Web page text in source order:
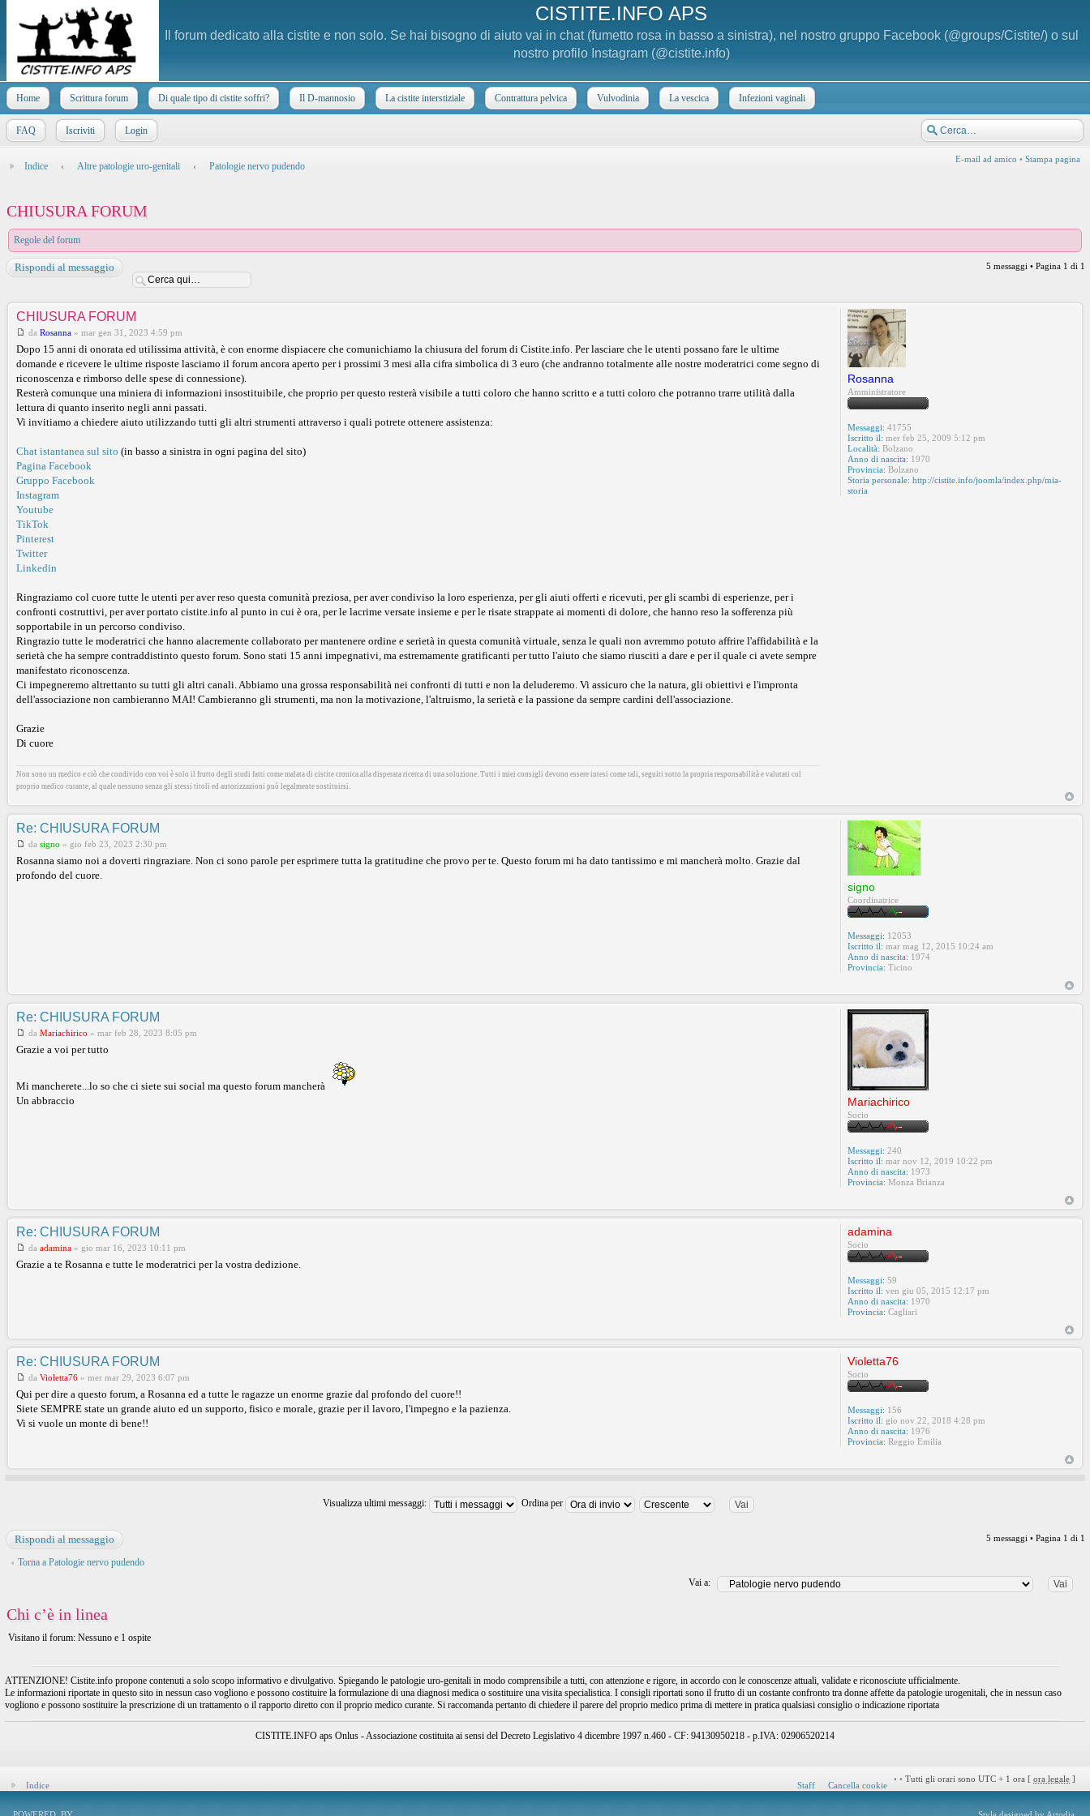
CISTITE.INFO APS
Il forum dedicato alla cistite e non solo. Se hai bisogno di aiuto vai in chat (fumetto rosa in basso a sinistra), nel nostro gruppo Facebook (@groups/Cistite/) o sul
nostro profilo Instagram (@cistite.info)
Home Scrittura forum Di quale tipo di cistite soffri? Il D-mannosio La cistite interstiziale Contrattura pelvica Vulvodinia La vescica Infezioni vaginali
FAQ Iscriviti Login
E-mail ad amico • Stampa pagina
Indice ‹ Altre patologie uro-genitali ‹ Patologie nervo pudendo
CHIUSURA FORUM
Regole del forum
Rispondi al messaggio 5 messaggi • Pagina 1 di 1
CHIUSURA FORUM
da Rosanna » mar gen 31, 2023 4:59 pm
Dopo 15 anni di onorata ed utilissima attività, è con enorme dispiacere che comunichiamo la chiusura del forum di Cistite.info. Per lasciare che le utenti possano fare le ultime
domande e ricevere le ultime risposte lasciamo il forum ancora aperto per i prossimi 3 mesi alla cifra simbolica di 3 euro (che andranno totalmente alle nostre moderatrici come segno di
riconoscenza e rimborso delle spese di connessione).
Resterà comunque una miniera di informazioni insostituibile, che proprio per questo resterà visibile a tutti coloro che hanno scritto e a tutti coloro che potranno trarre utilità dalla
lettura di quanto inserito negli anni passati.
Vi invitiamo a chiedere aiuto utilizzando tutti gli altri strumenti attraverso i quali potrete ottenere assistenza:
Chat istantanea sul sito (in basso a sinistra in ogni pagina del sito)
Pagina Facebook
Gruppo Facebook
Instagram
Youtube
TikTok
Pinterest
Twitter
Linkedin
Ringraziamo col cuore tutte le utenti per aver reso questa comunità preziosa, per aver condiviso la loro esperienza, per gli aiuti offerti e ricevuti, per gli scambi di esperienze, per i
confronti costruttivi, per aver portato cistite.info al punto in cui è ora, per le lacrime versate insieme e per le risate strappate ai momenti di dolore, che hanno reso la sofferenza più
sopportabile in un percorso condiviso.
Ringrazio tutte le moderatrici che hanno alacremente collaborato per mantenere ordine e serietà in questa comunità virtuale, senza le quali non avremmo potuto affrire l'affidabilità e la
serietà che ha sempre contraddistinto questo forum. Sono stati 15 anni impegnativi, ma estremamente gratificanti per tutto l'aiuto che siamo riusciti a dare e per il quale ci avete sempre
manifestato riconoscenza.
Ci impegneremo altrettanto su tutti gli altri canali. Abbiamo una grossa responsabilità nei confronti di tutti e non la deluderemo. Vi assicuro che la natura, gli obiettivi e l'impronta
dell'associazione non cambieranno MAI! Cambieranno gli strumenti, ma non la motivazione, l'altruismo, la serietà e la passione da sempre cardini dell'associazione.
Grazie
Di cuore
Non sono un medico e ciò che condivido con voi è solo il frutto degli studi fatti come malata di cistite cronica alla disperata ricerca di una soluzione. Tutti i miei consigli devono essere intesi come tali, seguiti sotto la propria responsabilità e valutati col
proprio medico curante, al quale nessuno senza gli stessi titoli ed autorizzazioni può legalmente sostituirsi.
Rosanna
Amministratore
Messaggi: 41755
Iscritto il: mer feb 25, 2009 5:12 pm
Località: Bolzano
Anno di nascita: 1970
Provincia: Bolzano
Storia personale: http://cistite.info/joomla/index.php/mia-
storia
Re: CHIUSURA FORUM
da signo » gio feb 23, 2023 2:30 pm
Rosanna siamo noi a doverti ringraziare. Non ci sono parole per esprimere tutta la gratitudine che provo per te. Questo forum mi ha dato tantissimo e mi mancherà molto. Grazie dal
profondo del cuore.
signo
Coordinatrice
Messaggi: 12053
Iscritto il: mar mag 12, 2015 10:24 am
Anno di nascita: 1974
Provincia: Ticino
Re: CHIUSURA FORUM
da Mariachirico » mar feb 28, 2023 8:05 pm
Grazie a voi per tutto
Mi mancherete...lo so che ci siete sui social ma questo forum mancherà
Un abbraccio
Mariachirico
Socio
Messaggi: 240
Iscritto il: mar nov 12, 2019 10:22 pm
Anno di nascita: 1973
Provincia: Monza Brianza
Re: CHIUSURA FORUM
da adamina » gio mar 16, 2023 10:11 pm
Grazie a te Rosanna e tutte le moderatrici per la vostra dedizione.
adamina
Socio
Messaggi: 59
Iscritto il: ven giu 05, 2015 12:17 pm
Anno di nascita: 1970
Provincia: Cagliari
Re: CHIUSURA FORUM
da Violetta76 » mer mar 29, 2023 6:07 pm
Qui per dire a questo forum, a Rosanna ed a tutte le ragazze un enorme grazie dal profondo del cuore!!
Siete SEMPRE state un grande aiuto ed un supporto, fisico e morale, grazie per il lavoro, l'impegno e la pazienza.
Vi si vuole un monte di bene!!
Violetta76
Socio
Messaggi: 156
Iscritto il: gio nov 22, 2018 4:28 pm
Anno di nascita: 1976
Provincia: Reggio Emilia
Visualizza ultimi messaggi: Ordina per
Rispondi al messaggio 5 messaggi • Pagina 1 di 1
Torna a Patologie nervo pudendo
Vai a:
Chi c’è in linea
Visitano il forum: Nessuno e 1 ospite
ATTENZIONE! Cistite.info propone contenuti a solo scopo informativo e divulgativo. Spiegando le patologie uro-genitali in modo comprensibile a tutti, con attenzione e rigore, in accordo con le conoscenze attuali, validate e riconosciute ufficialmente.
Le informazioni riportate in questo sito in nessun caso vogliono e possono costituire la formulazione di una diagnosi medica o sostituire una visita specialistica. I consigli riportati sono il frutto di un costante confronto tra donne affette da patologie urogenitali, che in nessun caso
vogliono e possono sostituire la prescrizione di un trattamento o il rapporto diretto con il proprio medico curante. Si raccomanda pertanto di chiedere il parere del proprio medico prima di mettere in pratica qualsiasi consiglio o indicazione riportata
CISTITE.INFO aps Onlus - Associazione costituita ai sensi del Decreto Legislativo 4 dicembre 1997 n.460 - CF: 94130950218 - p.IVA: 02906520214
Staff
•
Cancella cookie
• Tutti gli orari sono UTC + 1 ora [ ora legale ]
Indice